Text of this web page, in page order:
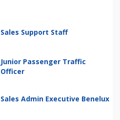
Sales Support Staff
Junior Passenger Traffic
Officer
Sales Admin Executive Benelux